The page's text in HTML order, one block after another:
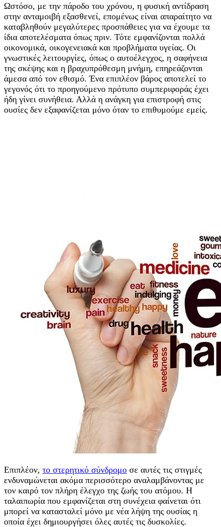
Ωστόσο, με την πάροδο του χρόνου, η φυσική αντίδραση
στην ανταμοιβή εξασθενεί, επομένως είναι απαραίτητο να
καταβληθούν μεγαλύτερες προσπάθειες για να έχουμε τα
ίδια αποτελέσματα όπως πριν. Τότε εμφανίζονται πολλά
οικονομικά, οικογενειακά και προβλήματα υγείας. Οι
γνωστικές λειτουργίες, όπως ο αυτοέλεγχος, η σαφήνεια
της σκέψης και η βραχυπρόθεσμη μνήμη, επηρεάζονται
άμεσα από τον εθισμό. Ένα επιπλέον βάρος αποτελεί το
γεγονός ότι το προηγούμενο πρότυπο συμπεριφοράς έχει
ήδη γίνει συνήθεια. Αλλά η ανάγκη για επιστροφή στις
ουσίες δεν εξαφανίζεται μόνο όταν το επιθυμούμε εμείς.
Επιπλέον, το στερητικό σύνδρομο σε αυτές τις στιγμές
ενδυναμώνεται ακόμα περισσότερο αναλαμβάνοντας με
τον καιρό τον πλήρη έλεγχο της ζωής του ατόμου. Η
ταλαιπωρία που εμφανίζεται στη συνέχεια φαίνεται ότι
μπορεί να κατασταλεί μόνο με νέα λήψη της ουσίας η
οποία έχει δημιουργήσει όλες αυτές τις δυσκολίες.